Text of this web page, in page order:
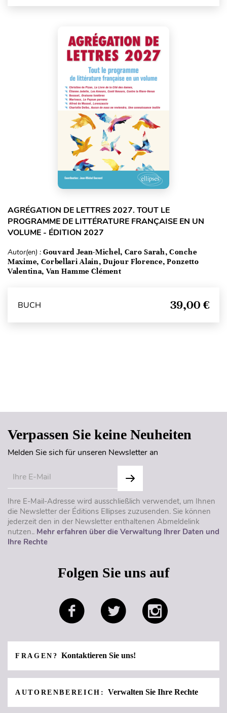
AGRÉGATION DE LETTRES 2027. TOUT LE
PROGRAMME DE LITTÉRATURE FRANÇAISE EN UN
VOLUME - ÉDITION 2027
Autor(en) : Gouvard Jean-Michel, Caro Sarah, Conche
Maxime, Corbellari Alain, Dujour Florence, Ponzetto
Valentina, Van Hamme Clément
BUCH 39,00 €
Verpassen Sie keine Neuheiten
Melden Sie sich für unseren Newsletter an
Ihre E-Mail-Adresse wird ausschließlich verwendet, um Ihnen
die Newsletter der Éditions Ellipses zuzusenden. Sie können
jederzeit den in der Newsletter enthaltenen Abmeldelink
nutzen.. Mehr erfahren über die Verwaltung Ihrer Daten und
Ihre Rechte
Folgen Sie uns auf
FRAGEN?Kontaktieren Sie uns!
AUTORENBEREICH: Verwalten Sie Ihre Rechte